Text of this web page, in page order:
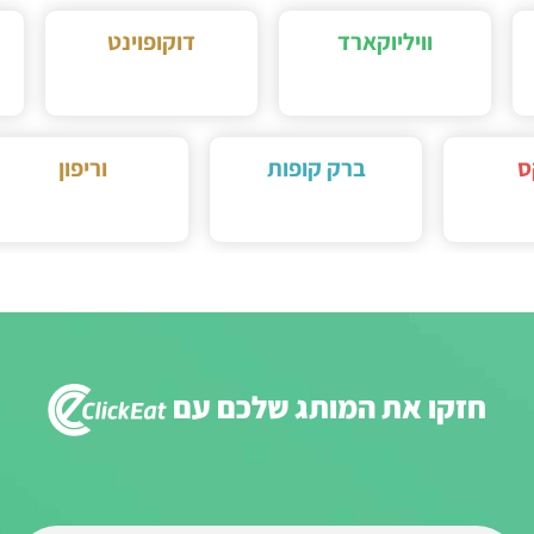
דוקופוינט וויליוקארד
וריפון ברק קופות
חזקו את המותג שלכם עם